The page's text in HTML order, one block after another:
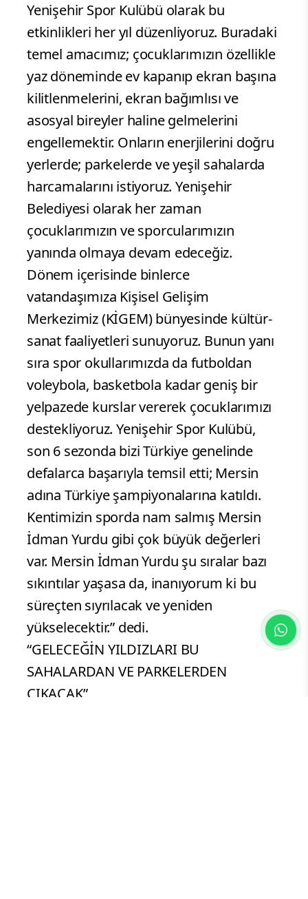
Yenişehir Spor Kulübü olarak bu
etkinlikleri her yıl düzenliyoruz. Buradaki
temel amacımız; çocuklarımızın özellikle
yaz döneminde ev kapanıp ekran başına
kilitlenmelerini, ekran bağımlısı ve
asosyal bireyler haline gelmelerini
engellemektir. Onların enerjilerini doğru
yerlerde; parkelerde ve yeşil sahalarda
harcamalarını istiyoruz. Yenişehir
Belediyesi olarak her zaman
çocuklarımızın ve sporcularımızın
yanında olmaya devam edeceğiz.
Dönem içerisinde binlerce
vatandaşımıza Kişisel Gelişim
Merkezimiz (KİGEM) bünyesinde kültür-
sanat faaliyetleri sunuyoruz. Bunun yanı
sıra spor okullarımızda da futboldan
voleybola, basketbola kadar geniş bir
yelpazede kurslar vererek çocuklarımızı
destekliyoruz. Yenişehir Spor Kulübü,
son 6 sezonda bizi Türkiye genelinde
defalarca başarıyla temsil etti; Mersin
adına Türkiye şampiyonalarına katıldı.
Kentimizin sporda nam salmış Mersin
İdman Yurdu gibi çok büyük değerleri
var. Mersin İdman Yurdu şu sıralar bazı
sıkıntılar yaşasa da, inanıyorum ki bu
süreçten sıyrılacak ve yeniden
yükselecektir.” dedi.
“GELECEĞİN YILDIZLARI BU
SAHALARDAN VE PARKELERDEN
ÇIKACAK”